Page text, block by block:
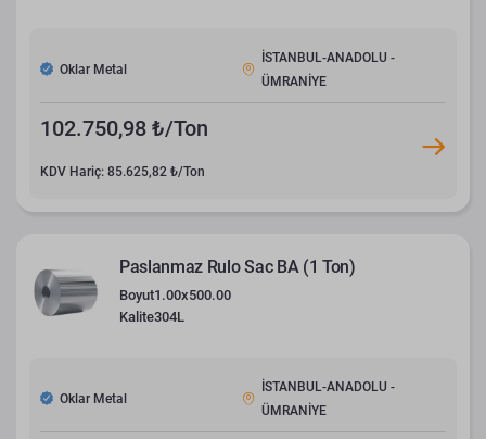
Oklar Metal
İSTANBUL-ANADOLU -
ÜMRANİYE
102.750,98 ₺/Ton
KDV Hariç: 85.625,82 ₺/Ton
Paslanmaz Rulo Sac BA (1 Ton)
Boyut1.00x500.00
Kalite304L
Oklar Metal
İSTANBUL-ANADOLU -
ÜMRANİYE